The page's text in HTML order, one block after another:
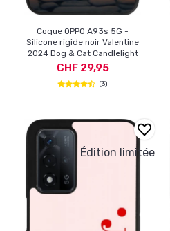
Coque OPPO A93s 5G -
Silicone rigide noir Valentine
2024 Dog & Cat Candlelight
CHF 29,95
(3)
Édition limitée